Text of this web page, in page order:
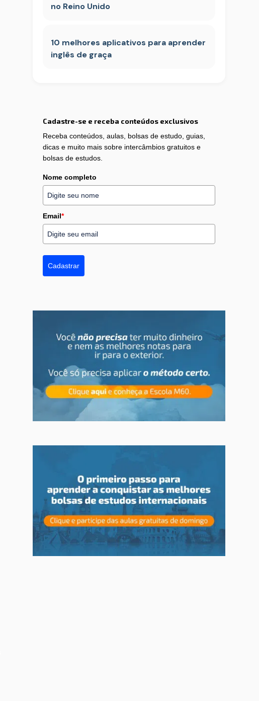
no Reino Unido
10 melhores aplicativos para aprender
inglês de graça
Cadastre-se e receba conteúdos exclusivos
Receba conteúdos, aulas, bolsas de estudo, guias,
dicas e muito mais sobre intercâmbios gratuitos e
bolsas de estudos.
Nome completo
Email*
Cadastrar